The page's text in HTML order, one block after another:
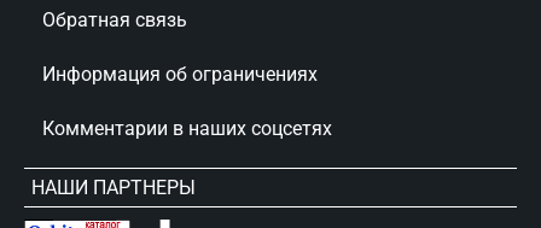
Обратная связь
Информация об ограничениях
Комментарии в наших соцсетях
НАШИ ПАРТНЕРЫ